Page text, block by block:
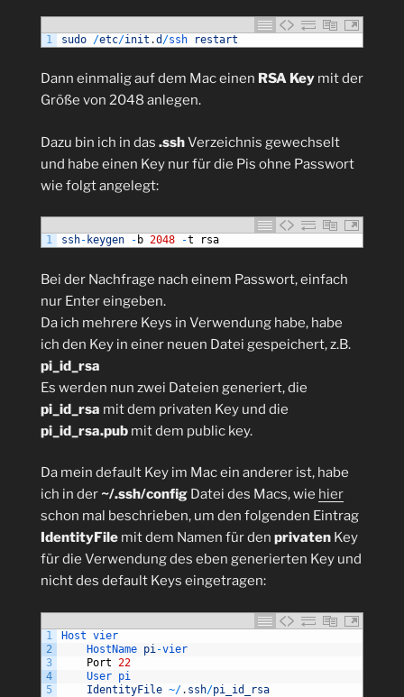
1 sudo /etc/init .d /ssh restart
Dann einmalig auf dem Mac einen RSA Key mit der
Größe von 2048 anlegen.
Dazu bin ich in das .sshVerzeichnis gewechselt
und habe einen Key nur für die Pis ohne Passwort
wie folgt angelegt:
1 ssh- keygen - b 2048 -t rsa
Bei der Nachfrage nach einem Passwort, einfach
nur Enter eingeben.
Da ich mehrere Keys in Verwendung habe, habe
ich den Key in einer neuen Datei gespeichert, z.B.
pi_id_rsa
Es werden nun zwei Dateien generiert, die
pi_id_rsa mit dem privaten Key und die
pi_id_rsa.pub mit dem public key.
Da mein default Key im Mac ein anderer ist, habe
ich in der ~/.ssh/config Datei des Macs, wie hier
schon mal beschrieben, um den folgenden Eintrag
IdentityFile mit dem Namen für den privaten Key
für die Verwendung des eben generierten Key und
nicht des default Keys eingetragen:
1
2
3
4
5
Host vier
HostName pi -vier
Port
22
User pi
IdentityFile ~/. ssh/pi_id_rsa